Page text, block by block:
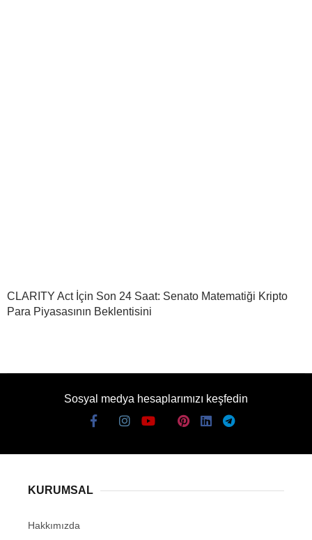
CLARITY Act İçin Son 24 Saat: Senato Matematiği Kripto
Para Piyasasının Beklentisini
Sosyal medya hesaplarımızı keşfedin
KURUMSAL
Hakkımızda